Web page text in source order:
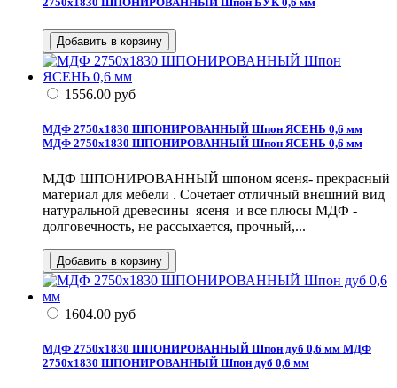
1556.00 руб
МДФ 2750x1830 ШПОНИРОВАННЫЙ Шпон ЯСЕНЬ 0,6 мм
МДФ 2750x1830 ШПОНИРОВАННЫЙ Шпон ЯСЕНЬ 0,6 мм
МДФ ШПОНИРОВАННЫЙ шпоном ясеня- прекрасный
материал для мебели . Сочетает отличный внешний вид
натуральной древесины ясеня и все плюсы МДФ -
долговечность, не рассыхается, прочный,...
1604.00 руб
МДФ 2750x1830 ШПОНИРОВАННЫЙ Шпон дуб 0,6 мм МДФ
2750x1830 ШПОНИРОВАННЫЙ Шпон дуб 0,6 мм